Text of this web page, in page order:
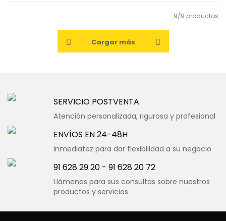
9/9 productos
Cargar más
SERVICIO POSTVENTA
Atención personalizada, rigurosa y profesional
ENVÍOS EN 24-48H
Inmediatez para dar flexibilidad a su negocio
91 628 29 20- 91 628 20 72
Llámenos para sus consultas sobre nuestros
productos y servicios